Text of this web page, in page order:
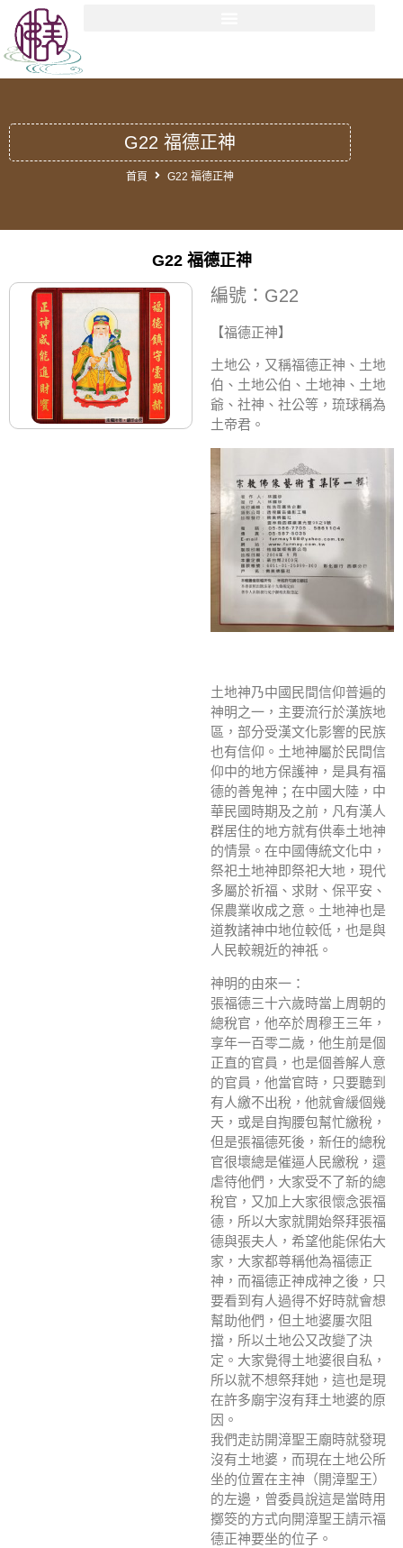
G22 福德正神
首頁 G22 福德正神
G22 福德正神
編號：G22
【福德正神】
土地公，又稱福德正神、土地
伯、土地公伯、土地神、土地
爺、社神、社公等，琉球稱為
土帝君。
土地神乃中國民間信仰普遍的
神明之一，主要流行於漢族地
區，部分受漢文化影響的民族
也有信仰。土地神屬於民間信
仰中的地方保護神，是具有福
德的善鬼神；在中國大陸，中
華民國時期及之前，凡有漢人
群居住的地方就有供奉土地神
的情景。在中國傳統文化中，
祭祀土地神即祭祀大地，現代
多屬於祈福、求財、保平安、
保農業收成之意。土地神也是
道教諸神中地位較低，也是與
人民較親近的神祇。
神明的由來一：
張福德三十六歲時當上周朝的
總稅官，他卒於周穆王三年，
享年一百零二歲，他生前是個
正直的官員，也是個善解人意
的官員，他當官時，只要聽到
有人繳不出稅，他就會緩個幾
天，或是自掏腰包幫忙繳稅，
但是張福德死後，新任的總稅
官很壞總是催逼人民繳稅，還
虐待他們，大家受不了新的總
稅官，又加上大家很懷念張福
德，所以大家就開始祭拜張福
德與張夫人，希望他能保佑大
家，大家都尊稱他為福德正
神，而福德正神成神之後，只
要看到有人過得不好時就會想
幫助他們，但土地婆屢次阻
擋，所以土地公又改變了決
定。大家覺得土地婆很自私，
所以就不想祭拜她，這也是現
在許多廟宇沒有拜土地婆的原
因。
我們走訪開漳聖王廟時就發現
沒有土地婆，而現在土地公所
坐的位置在主神（開漳聖王）
的左邊，曾委員說這是當時用
擲筊的方式向開漳聖王請示福
德正神要坐的位子。